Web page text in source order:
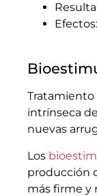
Tratamiento
intrínseca
nuevas
Los
producción
más firme y